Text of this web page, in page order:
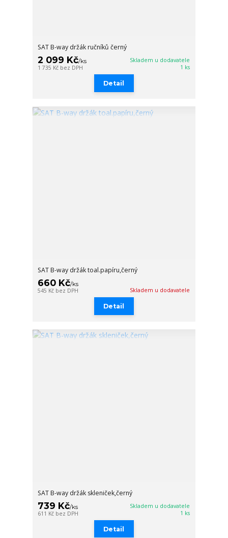
SAT B-way držák ručníků černý
2 099 Kč/ks
1 735 Kč bez DPH
Skladem u dodavatele
1 ks
Detail
SAT B-way držák toal.papíru,černý
660 Kč/ks
545 Kč bez DPH Skladem u dodavatele
Detail
SAT B-way držák skleniček,černý
739 Kč/ks
611 Kč bez DPH
Skladem u dodavatele
1 ks
Detail